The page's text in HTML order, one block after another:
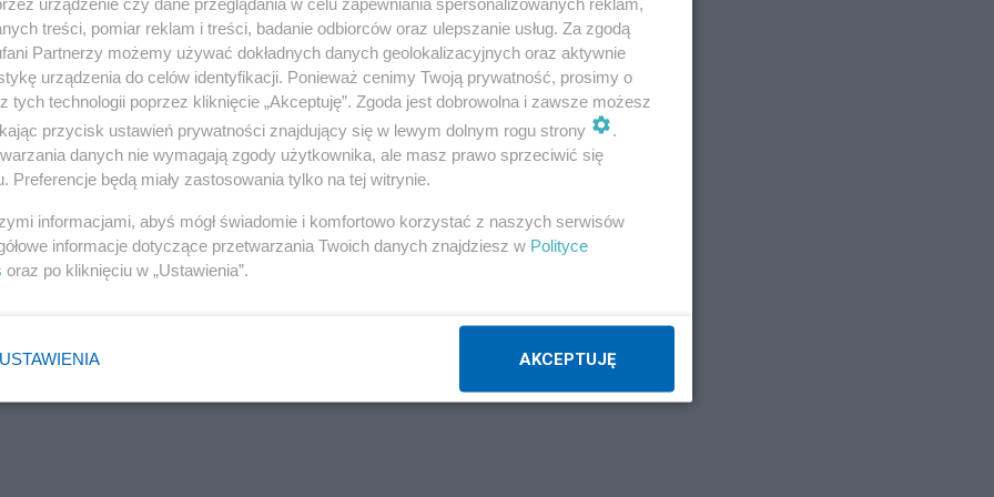
poinformował, że jeszcze tego samego
Narada miała dotyczyć fałszywego alarmu oraz
przyszłości.
treści, pomiar reklam i treści, badanie odbiorców oraz ulepszanie usług. Za zgodą
Partnerzy możemy używać dokładnych danych geolokalizacyjnych oraz aktywnie
urządzenia do celów identyfikacji. Ponieważ cenimy Twoją prywatność, prosimy o
tych technologii poprzez kliknięcie „Akceptuję”. Zgoda jest dobrowolna i zawsze możesz
przycisk ustawień prywatności znajdujący się w lewym dolnym rogu strony
.
danych nie wymagają zgody użytkownika, ale masz prawo sprzeciwić się
Preferencje będą miały zastosowania tylko na tej witrynie.
informacjami, abyś mógł świadomie i komfortowo korzystać z naszych serwisów
informacje dotyczące przetwarzania Twoich danych znajdziesz w Polityce
oraz po kliknięciu w „Ustawienia”.
USTAWIENIA AKCEPTUJĘ